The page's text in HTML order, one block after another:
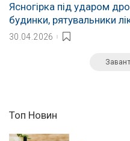
Ясногірка під ударом
будинки, рятувальники
30.04.2026
Топ Новин